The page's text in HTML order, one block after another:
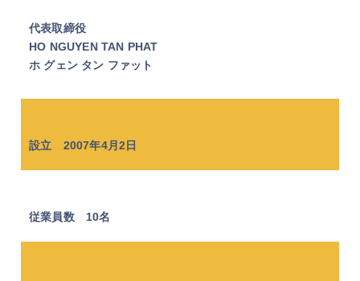
代表取締役
HO NGUYEN TAN PHAT
ホ グェン タン ファット
設立 2007年4月2日
従業員数 10名